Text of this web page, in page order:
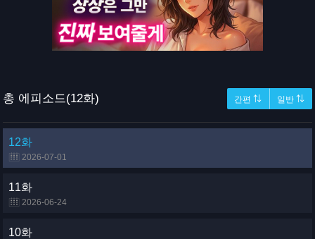
총 에피소드(12화) 간편 ⇅ 일반 ⇅
12화
2026-07-01
11화
2026-06-24
10화